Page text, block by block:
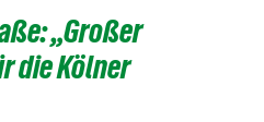
„Großer
die Kölner